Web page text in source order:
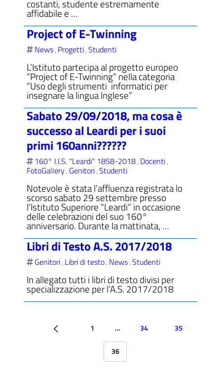
costanti, studente estremamente
affidabile e …
Project of E-Twinning
News, Progetti,Studenti
L’Istituto partecipa al progetto europeo
“Project of E-Twinning” nella categoria
“Uso degli strumenti informatici per
insegnare la lingua Inglese”
Sabato 29/09/2018, ma cosa è
successo al Leardi per i suoi
primi 160anni??????
160° I.I.S. "Leardi" 1858-2018, Docenti,
FotoGallery, Genitori,Studenti
Notevole è stata l’affluenza registrata lo
scorso sabato 29 settembre presso
l’Istituto Superiore “Leardi” in occasione
delle celebrazioni del suo 160°
anniversario. Durante la mattinata, …
Libri di Testo A.S. 2017/2018
Genitori, Libri di testo, News,Studenti
In allegato tutti i libri di testo divisi per
specializzazione per l’A.S. 2017/2018
1 … 34 35
36